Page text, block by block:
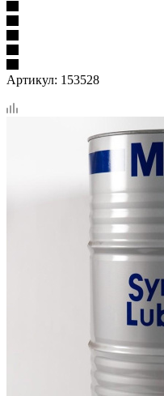
Артикул: 153528